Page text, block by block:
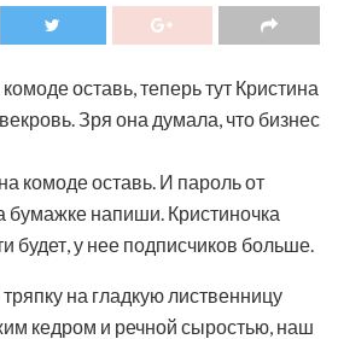
оставь, теперь тут Кристина
Зря она думала, что бизнес
комоде оставь. И пароль от
бумажке напиши. Кристиночка
будет, у нее подписчиков больше.
на гладкую лиственницу
кедром и речной сыростью, наш